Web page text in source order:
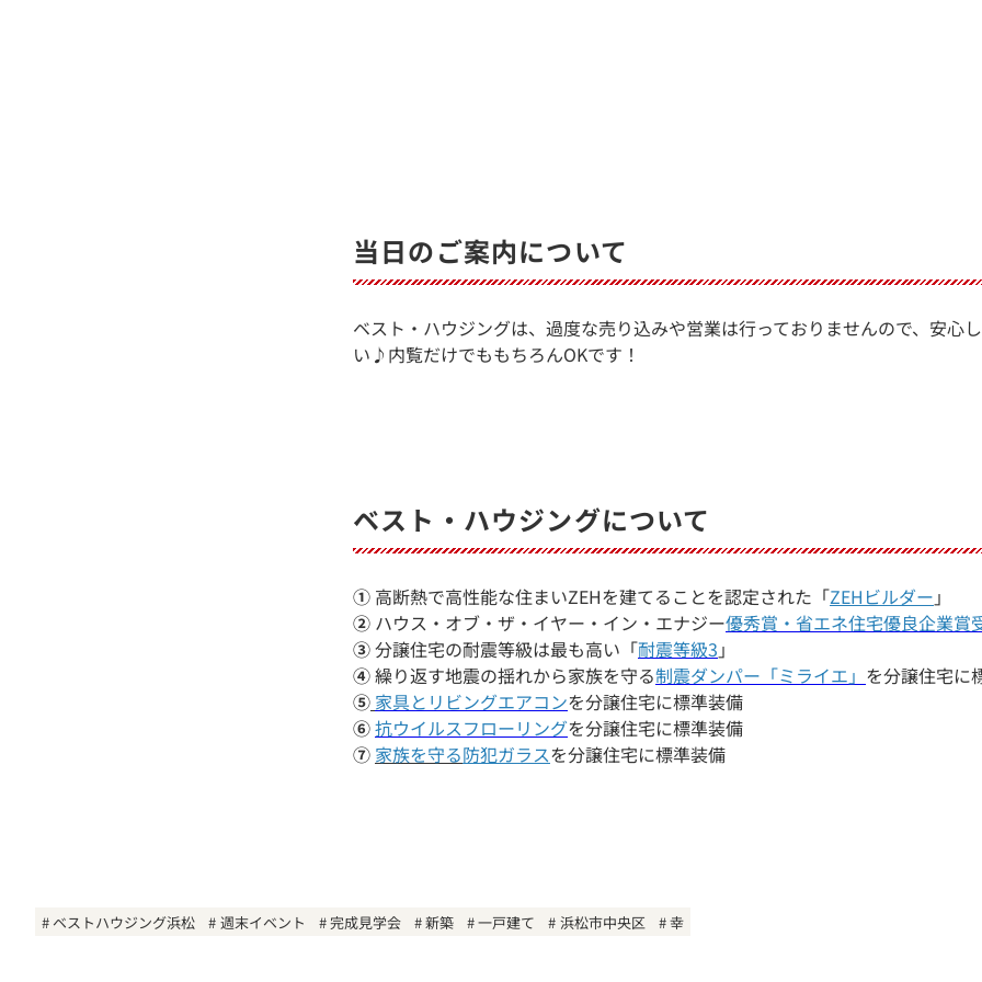
当日のご案内について
ベスト・ハウジングは、過度な売り込みや営業は行っておりませんので、安心
い♪内覧だけでももちろんOKです！
ベスト・ハウジングについて
① 高断熱で高性能な住まいZEHを建てることを認定された「ZEHビルダー 」
② ハウス・オブ・ザ・イヤー・イン・エナジー優秀賞・省エネ住宅優良企業賞
③分譲住宅の耐震等級は最も高い「耐震等級3 」
④繰り返す地震の揺れから家族を守る制震ダンパー「ミライエ」 を分譲住宅に
⑤ 家具とリビングエアコンを分譲住宅に標準装備
⑥抗ウイルスフローリングを分譲住宅に標準装備
⑦ 家族を守る防犯ガラスを分譲住宅に標準装備
ベストハウジング浜松 週末イベント 完成見学会 新築 一戸建て 浜松市中央区 幸